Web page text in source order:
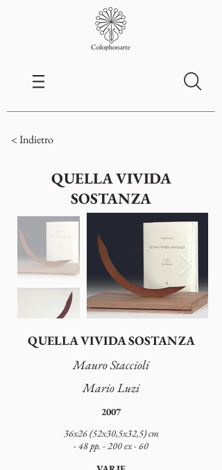
< Indietro
QUELLA VIVIDA
SOSTANZA
QUELLA VIVIDA SOSTANZA
Mauro Staccioli
Mario Luzi
2007
36x26 (52x30,5x32,5) cm
- 48 pp. - 200 ex - 60